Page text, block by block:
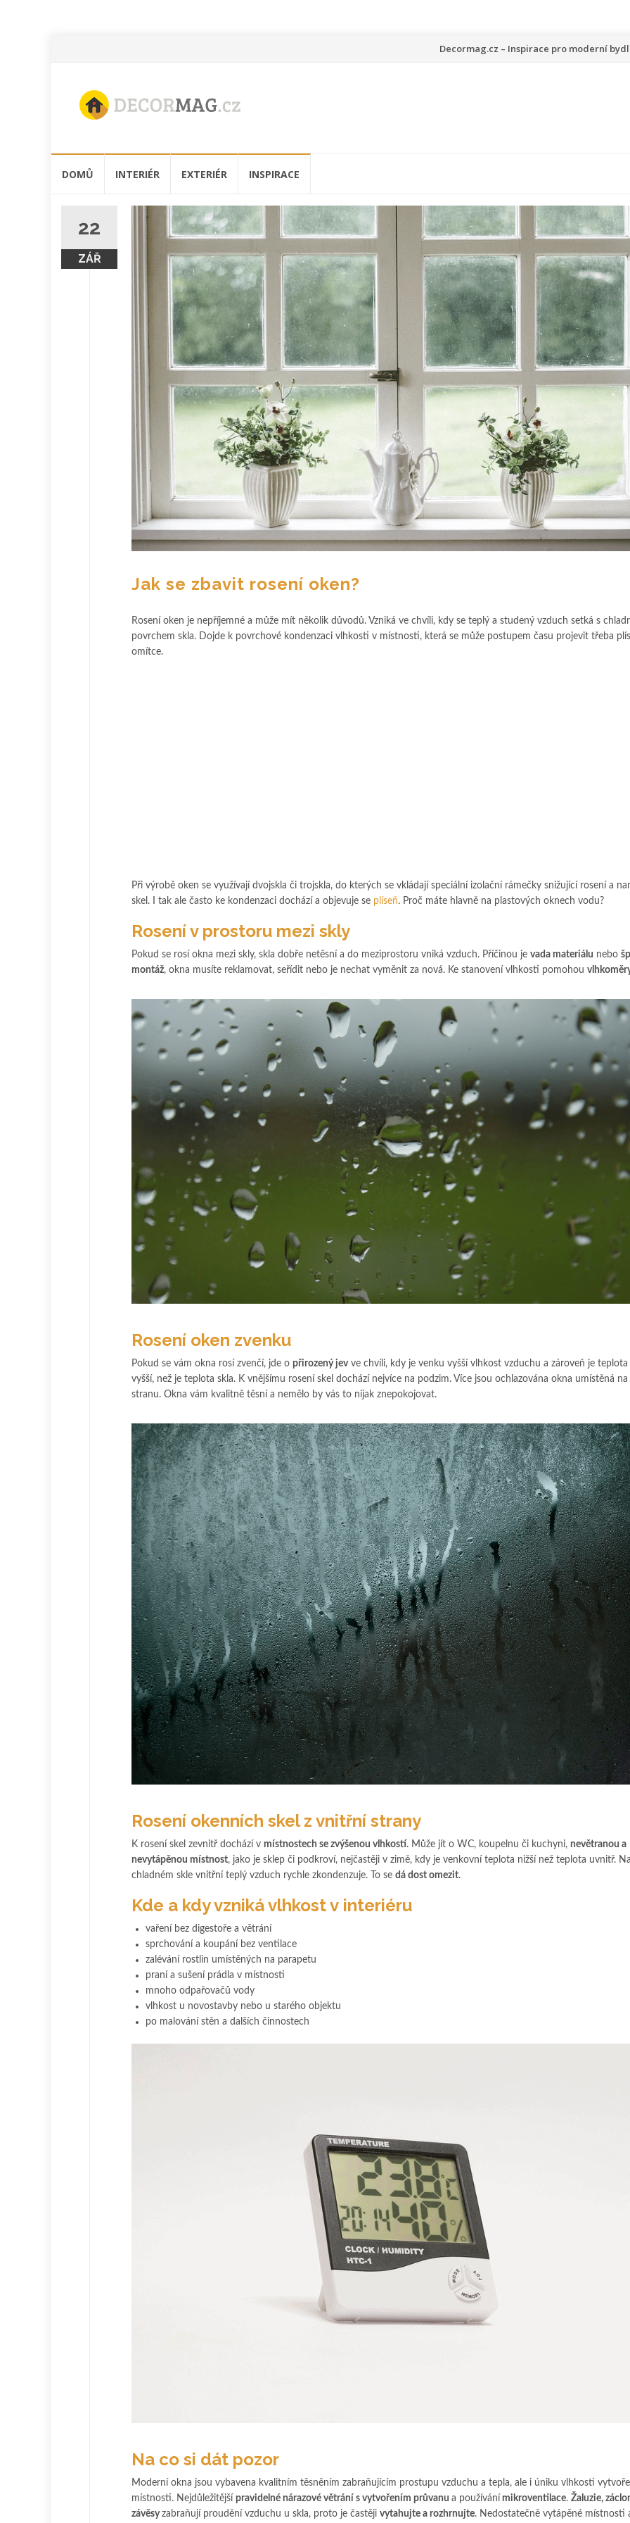
Přeskočit
Decormag.cz – Inspirace pro moderní
DOMŮ INTERIÉR EXTERIÉR INSPIRACE
22
ZÁŘ
Jak se zbavit rosení oken?
Rosení oken je nepříjemné a může mít několik důvodů. Vzniká ve chvíli, kdy se teplý a studený vzduch setká s
povrchem skla. Dojde k povrchové kondenzaci vlhkosti v místnosti, která se může postupem času projevit třeba
omítce.
Při výrobě oken se využívají dvojskla či trojskla, do kterých se vkládají speciální izolační rámečky snižující rosení a
skel. I tak ale často ke kondenzaci dochází a objevuje se plíseň. Proč máte hlavně na plastových oknech vodu?
Rosení v prostoru mezi skly
Pokud se rosí okna mezi skly, skla dobře netěsní a do meziprostoru vniká vzduch. Příčinou je vada materiálu nebo
montáž, okna musíte reklamovat, seřídit nebo je nechat vyměnit za nová. Ke stanovení vlhkosti pomohou
Rosení oken zvenku
Pokud se vám okna rosí zvenčí, jde o přirozený jevve chvíli, kdy je venku vyšší vlhkost vzduchu a zároveň je
vyšší, než je teplota skla. K vnějšímu rosení skel dochází nejvíce na podzim. Více jsou ochlazována okna umístěná na
stranu. Okna vám kvalitně těsní a nemělo by vás to nijak znepokojovat.
Rosení okenních skel z vnitřní strany
K rosení skel zevnitř dochází v místnostech se zvýšenou vlhkostí. Může jít o WC, koupelnu či kuchyni, nevětranou a
nevytápěnou místnost, jako je sklep či podkroví, nejčastěji v zimě, kdy je venkovní teplota nižší než teplota uvnitř.
chladném skle vnitřní teplý vzduch rychle zkondenzuje. To se dá dost omezit.
Kde a kdy vzniká vlhkost v interiéru
vaření bez digestoře a větrání
sprchování a koupání bez ventilace
zalévání rostlin umístěných na parapetu
praní a sušení prádla v místnosti
mnoho odpařovačů vody
vlhkost u novostavby nebo u starého objektu
po malování stěn a dalších činnostech
Na co si dát pozor
Moderní okna jsou vybavena kvalitním těsněním zabraňujícím prostupu vzduchu a tepla, ale i úniku vlhkosti
místnosti. Nejdůležitější pravidelné nárazové větrání s vytvořením průvanu a používání mikroventilace. Žaluzie,
závěsyzabraňují proudění vzduchu u skla, proto je častěji vytahujte a rozhrnujte. Nedostatečně vytápěné místnosti